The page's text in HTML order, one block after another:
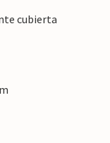
cubierta